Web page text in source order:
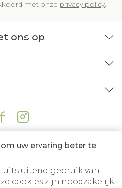
uw ervaring beter te
uitsluitend gebruik van
cookies zijn noodzakelijk
met onze privacy policy.
ons op